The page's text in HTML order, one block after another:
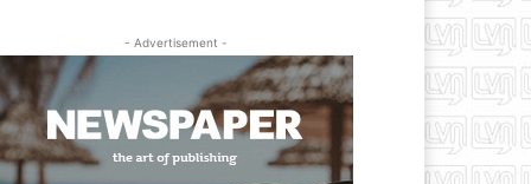
- Advertisement -